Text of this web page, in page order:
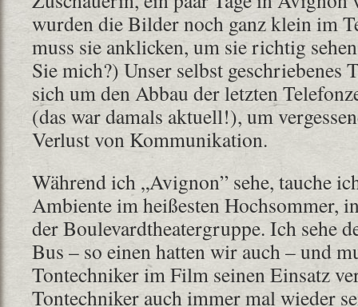
wurden die Bilder noch ganz klein im
muss sie anklicken, um sie richtig
Sie mich?) Unser selbst geschriebenes
sich um den Abbau der letzten
(das war damals aktuell!), um
Verlust von Kommunikation.
Während ich „Avignon” sehe, tauche
Ambiente im heißesten Hochsommer,
der Boulevardtheatergruppe. Ich sehe
Bus – so einen hatten wir auch – und
Tontechniker im Film seinen Einsatz
Tontechniker auch immer mal wieder